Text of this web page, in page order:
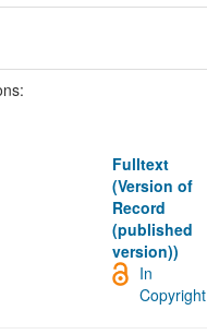
Fulltext
(Version of
Record
(published
version))
In
Copyright